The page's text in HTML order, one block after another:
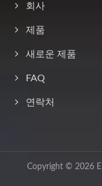
회사
제품
새로운 제품
FAQ
연락처
Copyright © 2026